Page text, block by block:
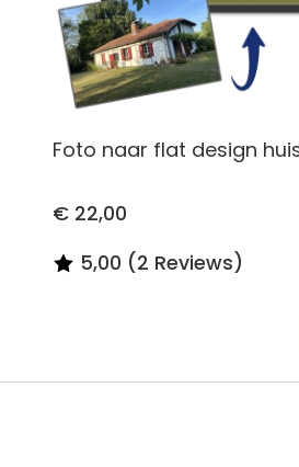
Foto naar flat design
€ 22,00
5,00 (2 Reviews)